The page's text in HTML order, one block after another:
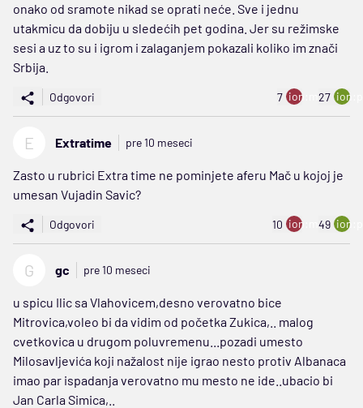
onako od sramote nikad se oprati neće. Sve i jednu
utakmicu da dobiju u sledećih pet godina. Jer su režimske
sesi a uz to su i igrom i zalaganjem pokazali koliko im znači
Srbija.
Odgovori 7 ion:minus
27
E Extratime pre 10 meseci
Zasto u rubrici Extra time ne pominjete aferu Mač u kojoj je
umesan Vujadin Savic?
Odgovori 10 ion:minus
49
G gc pre 10 meseci
u spicu Ilic sa Vlahovicem,desno verovatno bice
Mitrovica,voleo bi da vidim od početka Zukica,.. malog
cvetkovica u drugom poluvremenu...pozadi umesto
Milosavljevića koji nažalost nije igrao nesto protiv Albanaca
imao par ispadanja verovatno mu mesto ne ide..ubacio bi
Jan Carla Simica,..